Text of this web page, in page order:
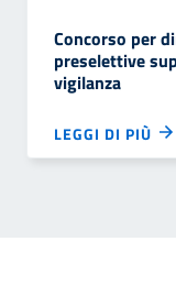
Concorso per
preselettive
vigilanza
LEGGI DI PIÙ